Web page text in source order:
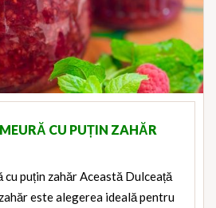
CU PUȚIN ZAHĂR
cu puțin zahăr Această Dulceață
este alegerea ideală pentru